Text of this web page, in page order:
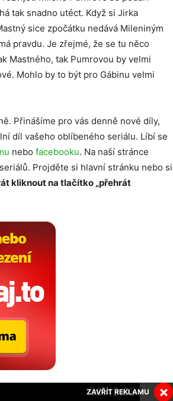
tak snadno utéct. Když si Jirka
sice zpočátku nedává Mileniným
pravdu. Je zřejmé, že se tu něco
Mastného, tak Pumrovou by velmi
Mohlo by to být pro Gábinu velmi
Přinášíme pro vás denně nové díly,
díl vašeho oblíbeného seriálu. Líbí se
nebo facebooku. Na naší stránce
Projděte si hlavní stránku nebo si
kliknout na tlačítko „přehrát
ZAVŘÍT REKLAMU ×